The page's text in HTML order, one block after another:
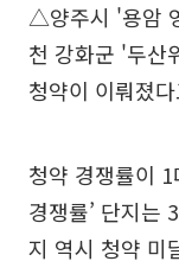
△양주시 '용암
천 강화군 '두산
청약이 이뤄졌
청약 경쟁률이
경쟁률’ 단지는
지 역시 청약 미